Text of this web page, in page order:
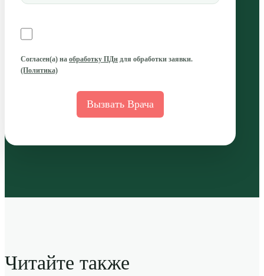
Согласен(а) на обработку ПДн для обработки заявки.
(Политика)
Вызвать Врача
Читайте также